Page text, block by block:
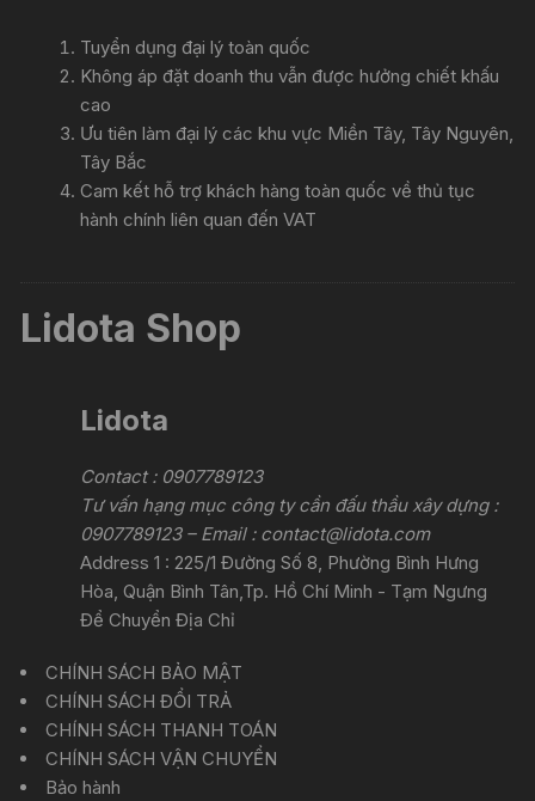
Tuyển dụng đại lý toàn quốc
Không áp đặt doanh thu vẫn được hưởng chiết khấu
cao
Ưu tiên làm đại lý các khu vực Miền Tây, Tây Nguyên,
Tây Bắc
Cam kết hỗ trợ khách hàng toàn quốc về thủ tục
hành chính liên quan đến VAT
Lidota Shop
Lidota
Contact : 0907789123
Tư vấn hạng mục công ty cần đấu thầu xây dựng :
0907789123 – Email : contact@lidota.com
Address 1 : 225/1 Đường Số 8, Phường Bình Hưng
Hòa, Quận Bình Tân,Tp. Hồ Chí Minh - Tạm Ngưng
Để Chuyển Địa Chỉ
CHÍNH SÁCH BẢO MẬT
CHÍNH SÁCH ĐỔI TRẢ
CHÍNH SÁCH THANH TOÁN
CHÍNH SÁCH VẬN CHUYỂN
Bảo hành